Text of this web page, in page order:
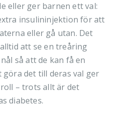
eller ger barnen ett val:
insulininjektion för att
eller gå utan. Det
att se en treåring
så att de kan få en
göra det till deras val ger
– trots allt är det
diabetes.